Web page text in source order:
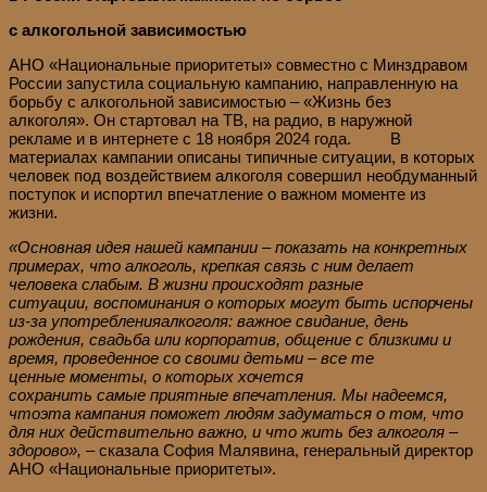
с алкогольной зависимостью
АНО «Национальные приоритеты» совместно с Минздравом
России запустила социальную кампанию, направленную на
борьбу с алкогольной зависимостью – «Жизнь без
алкоголя». Он стартовал на ТВ, на радио, в наружной
рекламе и в интернете с 18 ноября 2024 года. В
материалах кампании описаны типичные ситуации, в которых
человек под воздействием алкоголя совершил необдуманный
поступок и испортил впечатление о важном моменте из
жизни.
«Основная идея нашей кампании – показать на конкретных
примерах, что алкоголь, крепкая связь с ним делает
человека слабым. В жизни происходят разные
ситуации, воспоминания о которых могут быть испорчены
из-за употребленияалкоголя: важное свидание, день
рождения, свадьба или корпоратив, общение с близкими и
время, проведенное со своими детьми – все те
ценные моменты, о которых хочется
сохранить самые приятные впечатления. Мы надеемся,
чтоэта кампания поможет людям задуматься о том, что
для них действительно важно, и что жить без алкоголя –
здорово», – сказала София Малявина, генеральный директор
АНО «Национальные приоритеты».